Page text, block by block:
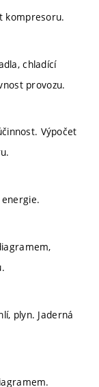
kompresoru.
chladící
provozu.
Výpočet
plyn. Jaderná